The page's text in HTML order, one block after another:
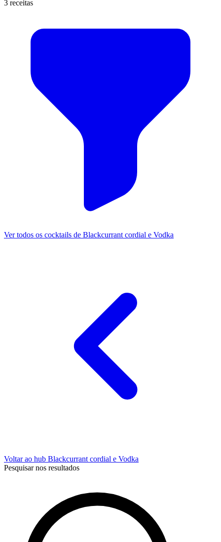
3 receitas
Ver todos os cocktails de Blackcurrant cordial e Vodka
Voltar ao hub Blackcurrant cordial e Vodka
Pesquisar nos resultados